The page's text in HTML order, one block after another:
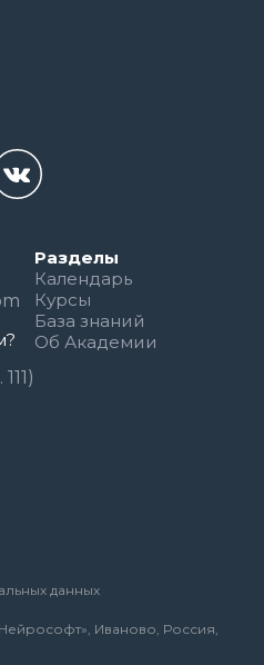
Разделы
Календарь
Курсы
База знаний
Об Академии
Иваново, Россия,
данных